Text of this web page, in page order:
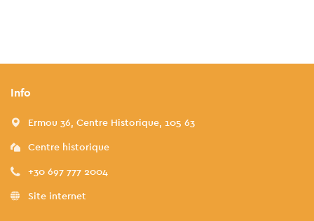
Info
Ermou 36, Centre Historique, 105 63
Centre historique
+30 697 777 2004
Site internet